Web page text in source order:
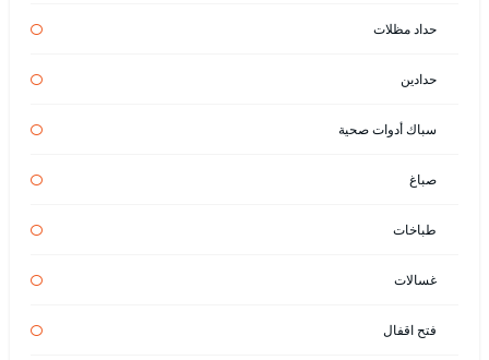
حداد مظلات
حدادين
سباك أدوات صحية
صباغ
طباخات
غسالات
فتح اقفال